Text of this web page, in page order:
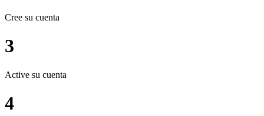
Cree su cuenta
3
Active su cuenta
4